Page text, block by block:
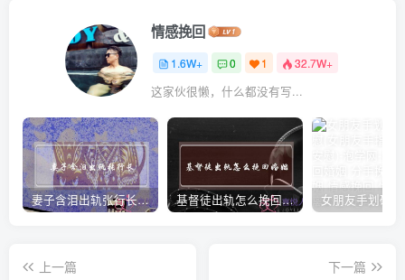
情感挽回
1.6W+ 0 1 32.7W+
这家伙很懒，什么都没有写...
妻子含泪出轨张行长 她说全都是因为家中 基督徒出轨怎么挽回婚姻(基督徒面对出轨婚姻)
上一篇
下一篇